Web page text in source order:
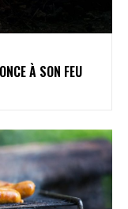
À SON FEU